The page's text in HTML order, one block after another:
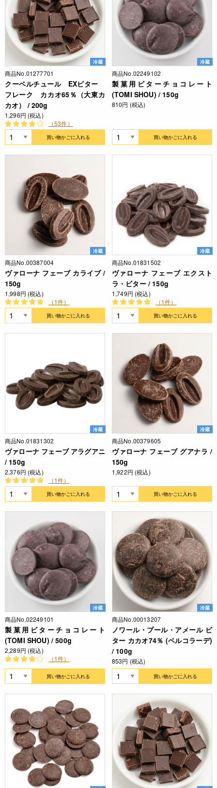
冷蔵
商品No.01277701
クーベルチュール EXビター
フレーク カカオ65％（大東カ
カオ） / 200g
1,296円 (税込)
（53件）
買い物かごに入れる
冷蔵
商品No.02249102
製菓用ビターチョコレート
(TOMI SHOU) / 150g
810円 (税込)
買い物かごに入れる
冷蔵
商品No.00387004
ヴァローナ フェーブ カライブ /
150g
1,998円 (税込)
（1件）
買い物かごに入れる
冷蔵
商品No.01831502
ヴァローナ フェーブ エクスト
ラ・ビター / 150g
1,749円 (税込)
（1件）
買い物かごに入れる
冷蔵
商品No.01831302
ヴァローナ フェーブ アラグアニ
/ 150g
2,376円 (税込)
（1件）
買い物かごに入れる
冷蔵
商品No.00379605
ヴァローナ フェーブ グアナラ /
150g
1,922円 (税込)
買い物かごに入れる
冷蔵
商品No.02249101
製菓用ビターチョコレート
(TOMI SHOU) / 500g
2,289円 (税込)
（1件）
買い物かごに入れる
冷蔵
商品No.00013207
ノワール・プール・アメール ビ
ター カカオ74％ (ベルコラーデ)
/ 100g
853円 (税込)
買い物かごに入れる